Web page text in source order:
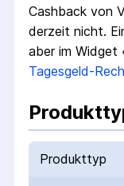
Cashback von
derzeit nicht.
aber im Widget
Tagesgeld-
Produkttyp